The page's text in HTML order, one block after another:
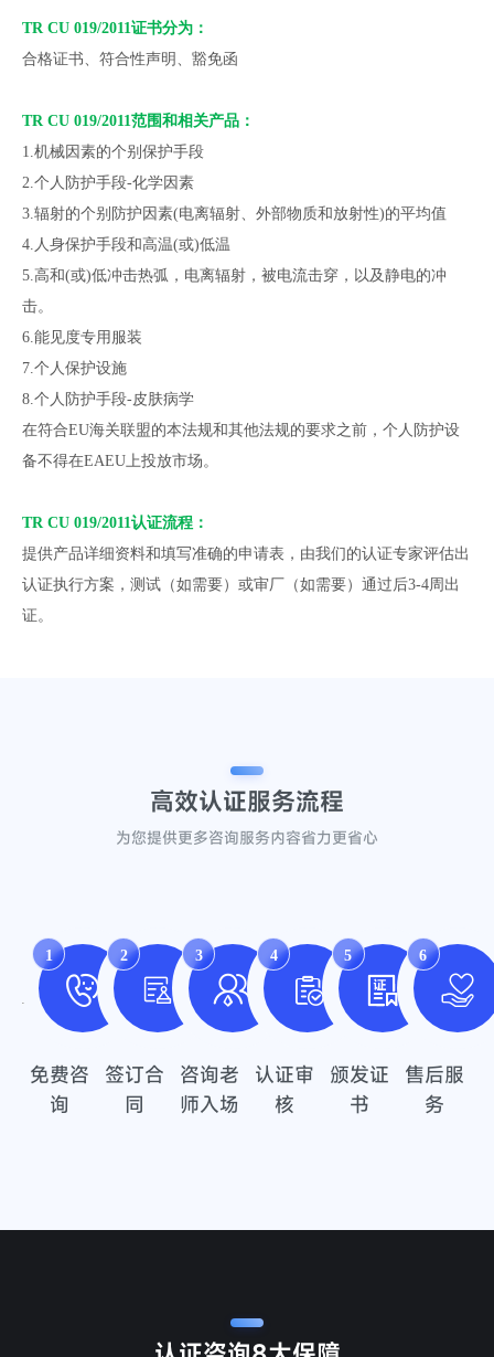
TR CU 019/2011证书分为：
合格证书、符合性声明、豁免函
TR CU 019/2011范围和相关产品：
1.机械因素的个别保护手段
2.个人防护手段-化学因素
3.辐射的个别防护因素(电离辐射、外部物质和放射性)的平均值
4.人身保护手段和高温(或)低温
5.高和(或)低冲击热弧，电离辐射，被电流击穿，以及静电的冲
击。
6.能见度专用服装
7.个人保护设施
8.个人防护手段-皮肤病学
在符合EU海关联盟的本法规和其他法规的要求之前，个人防护设
备不得在EAEU上投放市场。
TR CU 019/2011认证流程：
提供产品详细资料和填写准确的申请表，由我们的认证专家评估出
认证执行方案，测试（如需要）或审厂（如需要）通过后3-4周出
证。
高效认证服务流程
为您提供更多咨询服务内容省力更省心
1
免费咨
询
2
签订合
同
3
咨询老
师入场
4
认证审
核
5
颁发证
书
6
售后服
务